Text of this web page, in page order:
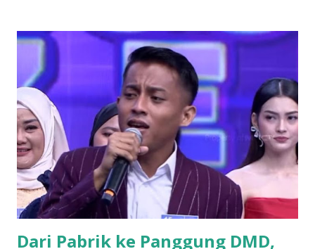
bangsawan/ningrat, berwibawa, berpendidikan. Menurut
cerita leluhur, Cis = keris dari seorang bangsawan/menak
tersebut melayang dan jatuh di blok
pangbadakan/sekarang blok Cimantri sebelah utara Dusun
Malaraman, dahulu disana tempatnya pangguyangan badak
(badak mandi lumpur) dan dari Pena/ pulpen yang sering
dipakai menulis oleh bangsawan tersebut terbanglah ke
Panulisan, maka sangatlah kental ada istilah Cisantana-
Panulisan . Wilayah Kabupaten Kuningan, sudah disebut
dalam jaman keraja...
Dari Pabrik ke Panggung DMD,